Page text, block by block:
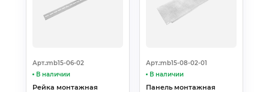
Арт.:mb15-06-02
В наличии
Рейка монтажная
Арт.:mb15-08-02-01
В наличии
Панель монтажная